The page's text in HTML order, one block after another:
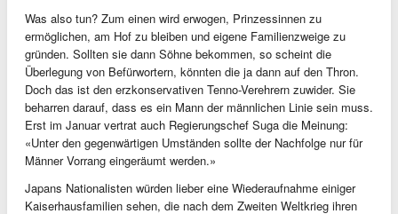
Was also tun? Zum einen wird erwogen, Prinzessinnen zu
ermöglichen, am Hof zu bleiben und eigene Familienzweige zu
gründen. Sollten sie dann Söhne bekommen, so scheint die
Überlegung von Befürwortern, könnten die ja dann auf den Thron.
Doch das ist den erzkonservativen Tenno-Verehrern zuwider. Sie
beharren darauf, dass es ein Mann der männlichen Linie sein muss.
Erst im Januar vertrat auch Regierungschef Suga die Meinung:
«Unter den gegenwärtigen Umständen sollte der Nachfolge nur für
Männer Vorrang eingeräumt werden.»
Japans Nationalisten würden lieber eine Wiederaufnahme einiger
Kaiserhausfamilien sehen, die nach dem Zweiten Weltkrieg ihren